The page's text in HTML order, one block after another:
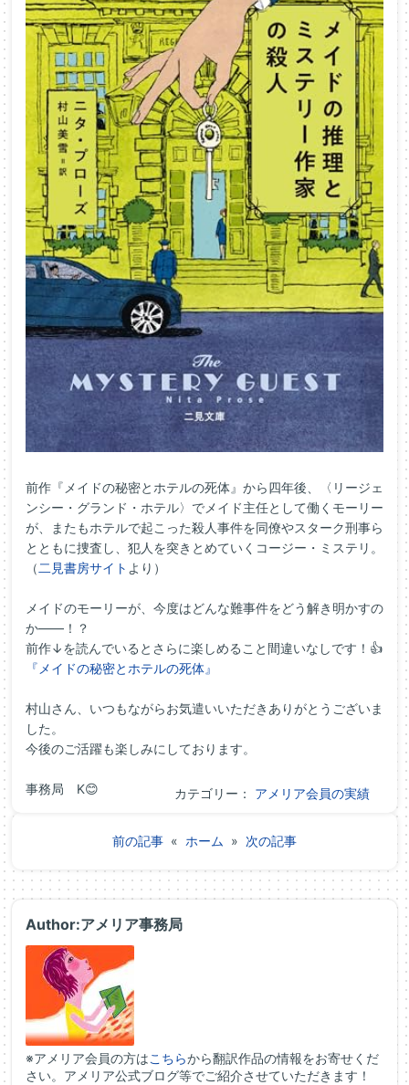
前作『メイドの秘密とホテルの死体』から四年後、〈リージェ
ンシー・グランド・ホテル〉でメイド主任として働くモーリー
が、またもホテルで起こった殺人事件を同僚やスターク刑事ら
とともに捜査し、犯人を突きとめていくコージー・ミステリ。
（ 二見書房サイト より）
メイドのモーリーが、今度はどんな難事件をどう解き明かすの
か――！？
前作↓を読んでいるとさらに楽しめること間違いなしです！👍
『メイドの秘密とホテルの死体』
村山さん、いつもながらお気遣いいただきありがとうございま
した。
今後のご活躍も楽しみにしております。
事務局 K😊 カテゴリー： アメリア会員の実績
前の記事 « ホーム » 次の記事
Author:アメリア事務局
※アメリア会員の方はこちらから翻訳作品の情報をお寄せくだ
さい。アメリア公式ブログ等でご紹介させていただきます！